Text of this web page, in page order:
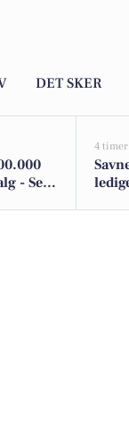
DET SKER
- Se
4 timer
arealer i